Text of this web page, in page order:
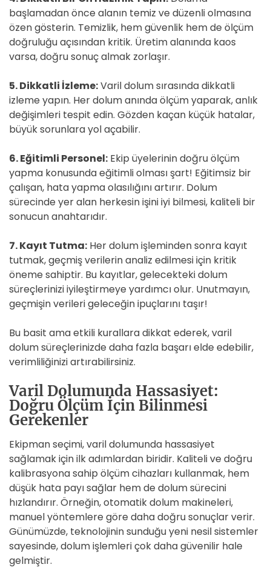
başlamadan önce alanın temiz ve düzenli olmasına
özen gösterin. Temizlik, hem güvenlik hem de ölçüm
doğruluğu açısından kritik. Üretim alanında kaos
varsa, doğru sonuç almak zorlaşır.
5. Dikkatli İzleme:Varil dolum sırasında dikkatli
izleme yapın. Her dolum anında ölçüm yaparak, anlık
değişimleri tespit edin. Gözden kaçan küçük hatalar,
büyük sorunlara yol açabilir.
6. Eğitimli Personel: Ekip üyelerinin doğru ölçüm
yapma konusunda eğitimli olması şart! Eğitimsiz bir
çalışan, hata yapma olasılığını artırır. Dolum
sürecinde yer alan herkesin işini iyi bilmesi, kaliteli bir
sonucun anahtarıdır.
7. Kayıt Tutma: Her dolum işleminden sonra kayıt
tutmak, geçmiş verilerin analiz edilmesi için kritik
öneme sahiptir. Bu kayıtlar, gelecekteki dolum
süreçlerinizi iyileştirmeye yardımcı olur. Unutmayın,
geçmişin verileri geleceğin ipuçlarını taşır!
Bu basit ama etkili kurallara dikkat ederek, varil
dolum süreçlerinizde daha fazla başarı elde edebilir,
verimliliğinizi artırabilirsiniz.
Varil Dolumunda Hassasiyet:
Doğru Ölçüm İçin Bilinmesi
Gerekenler
Ekipman seçimi, varil dolumunda hassasiyet
sağlamak için ilk adımlardan biridir. Kaliteli ve doğru
kalibrasyona sahip ölçüm cihazları kullanmak, hem
düşük hata payı sağlar hem de dolum sürecini
hızlandırır. Örneğin, otomatik dolum makineleri,
manuel yöntemlere göre daha doğru sonuçlar verir.
Günümüzde, teknolojinin sunduğu yeni nesil sistemler
sayesinde, dolum işlemleri çok daha güvenilir hale
gelmiştir.